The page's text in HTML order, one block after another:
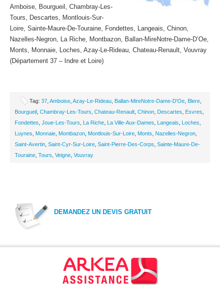
Amboise, Bourgueil, Chambray-Les-
Tours, Descartes, Montlouis-Sur-
Loire, Sainte-Maure-De-Touraine, Fondettes, Langeais, Chinon,
Nazelles-Negron, La Riche, Montbazon, Ballan-MireNotre-Dame-D’Oe,
Monts, Monnaie, Loches, Azay-Le-Rideau, Chateau-Renault, Vouvray
(Département 37 – Indre et Loire)
Tag: 37 Amboise Azay-Le-Rideau Ballan-MireNotre-Dame-D'Oe Blere
Bourgueil Chambray-Les-Tours Chateau-Renault Chinon Descartes Esvres
Fondettes Joue-Les-Tours La Riche La Ville-Aux-Dames Langeais Loches
Luynes
Monnaie Montbazon Montlouis-Sur-Loire Monts Nazelles-Negron
Saint-Avertin Saint-Cyr-Sur-Loire Saint-Pierre-Des-Corps Sainte-Maure-De-
Touraine Tours Veigne Vouvray
DEMANDEZ UN DEVIS GRATUIT